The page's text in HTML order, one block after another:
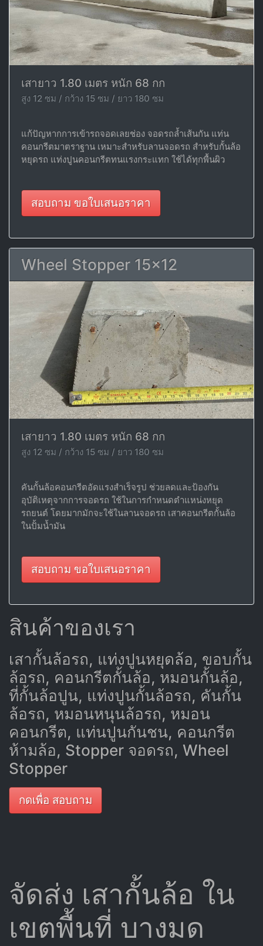
เสายาว 1.80 เมตร หนัก 68 กก
สูง 12 ซม / กว้าง 15 ซม / ยาว 180 ซม
แก้ปัญหากการเข้ารถจอดเลยช่อง จอดรถล้ำเส้นกัน แท่น
คอนกรีตมาตราฐาน เหมาะสำหรับลานจอดรถ สำหรับกั้นล้อ
หยุดรถ แท่งปูนคอนกรีตทนแรงกระแทก ใช้ได้ทุกพื้นผิว
สอบถาม ขอใบเสนอราคา
Wheel Stopper 15x12
เสายาว 1.80 เมตร หนัก 68 กก
สูง 12 ซม / กว้าง 15 ซม / ยาว 180 ซม
คันกั้นล้อคอนกรีตอัดแรงสำเร็จรูป ช่วยลดและป้องกัน
อุบัติเหตุจากการจอดรถ ใช้ในการกำหนดตำแหน่งหยุด
รถยนต์ โดยมากมักจะใช้ในลานจอดรถ เสาคอนกรีตกั้นล้อ
ในปั้มน้ำมัน
สอบถาม ขอใบเสนอราคา
สินค้าของเรา
เสากั้นล้อรถ, แท่งปูนหยุดล้อ, ขอบกั้น
ล้อรถ, คอนกรีตกั้นล้อ, หมอนกั้นล้อ,
ที่กั้นล้อปูน, แท่งปูนกั้นล้อรถ, คันกั้น
ล้อรถ, หมอนหนุนล้อรถ, หมอน
คอนกรีต, แท่นปูนกันชน, คอนกรีต
ห้ามล้อ, Stopper จอดรถ, Wheel
Stopper
กดเพื่อ สอบถาม
จัดส่ง เสากั้นล้อ ใน
เขตพื้นที่ บางมด